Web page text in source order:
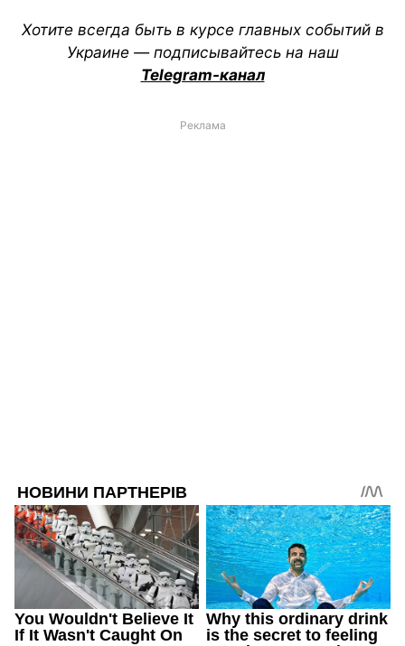
Хотите всегда быть в курсе главных событий в
Украине — подписывайтесь на наш
Telegram-канал
Реклама